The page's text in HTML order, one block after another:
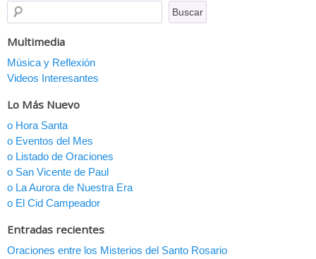
Multimedia
Música y Reflexión
Videos Interesantes
Lo Más Nuevo
o Hora Santa
o Eventos del Mes
o Listado de Oraciones
o San Vicente de Paul
o La Aurora de Nuestra Era
o El Cid Campeador
Entradas recientes
Oraciones entre los Misterios del Santo Rosario